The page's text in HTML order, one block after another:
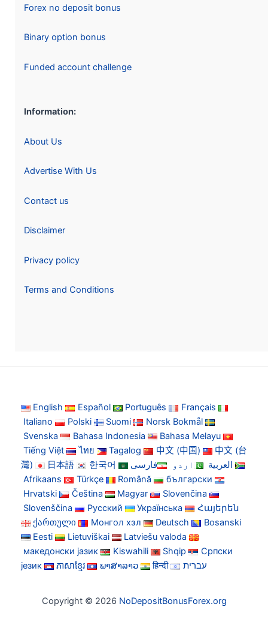
Forex no deposit bonus
Binary option bonus
Funded account challenge
Information:
About Us
Advertise With Us
Contact us
Disclaimer
Privacy policy
Terms and Conditions
English Español Português
Français
Italiano
Polski Suomi
Norsk Bokmål
Svenska
Bahasa Indonesia
Bahasa Melayu
Tiếng Việt
ไทย Tagalog 中文 (中国)
中文 (台
灣)
日本語 한국어 العربية اردو
فارسی
Afrikaans
Türkçe Română
български
Hrvatski
Čeština Magyar
Slovenčina
Slovenščina
Русский Українська
Հայերեն
ქართული
Монгол хэл Deutsch
Bosanski
Eesti
Lietuviškai
Latviešu valoda
македонски јазик
Kiswahili Shqip
Српски
језик
ភាសាខ្មែរ ພາສາລາວ हिन्दी עברית
Copyright © 2026 NoDepositBonusForex.org